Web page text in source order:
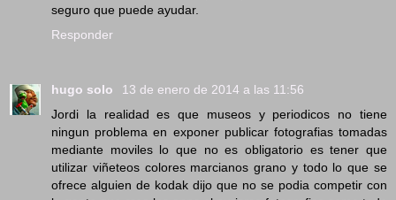
seguro que puede ayudar.
Responder
hugo solo
13 de enero de 2014 a las 11:56
Jordi la realidad es que museos y periodicos no tiene
ningun problema en exponer publicar fotografias tomadas
mediante moviles lo que no es obligatorio es tener que
utilizar viñeteos colores marcianos grano y todo lo que se
ofrece alguien de kodak dijo que no se podia competir con